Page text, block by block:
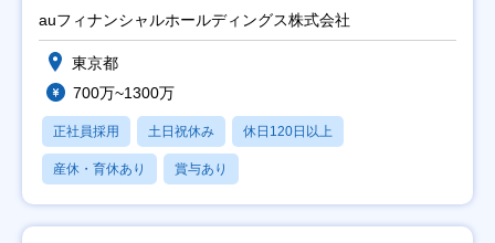
auフィナンシャルホールディングス株式会社
東京都
700万~1300万
正社員採用 土日祝休み 休日120日以上
産休・育休あり 賞与あり